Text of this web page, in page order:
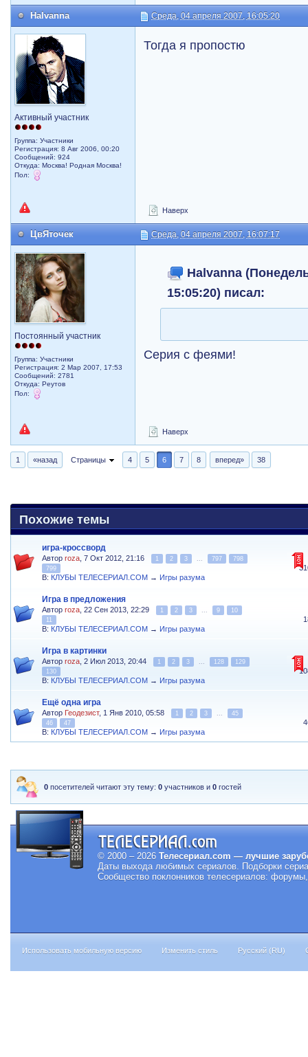
Halvanna Среда, 04 апреля 2007, 16:05:20
Активный участник
Группа: Участники
Регистрация: 8 Авг 2006, 00:20
Сообщений: 924
Откуда: Москва! Родная Москва!
Пол:
Тогда я пропостю
Наверх
ЦвЯточек Среда, 04 апреля 2007, 16:07:17
Постоянный участник
Группа: Участники
Регистрация: 2 Мар 2007, 17:53
Сообщений: 2781
Откуда: Реутов
Пол:
Halvanna
15:05:20) писал:
Серия с феями!
Наверх
1 «назад Страницы 4 5 6 7 8 вперед» 38
Похожие темы
игра-кроссворд
Авторroza , 7 Окт 2012, 21:16 1 2 3 ... 797
798
799
В: КЛУБЫ ТЕЛЕСЕРИАЛ.COM → Игры разума
Игра в предложения
Авторroza , 22 Сен 2013, 22:29 1 2 3 ... 9
10
11
В: КЛУБЫ ТЕЛЕСЕРИАЛ.COM → Игры разума
Игра в картинки
Авторroza , 2 Июл 2013, 20:44 1 2 3 ... 128
129
130
В: КЛУБЫ ТЕЛЕСЕРИАЛ.COM → Игры разума
Ещё одна игра
Автор Геодезист, 1 Янв 2010, 05:58 1 2 3 ...
45
46
47
В: КЛУБЫ ТЕЛЕСЕРИАЛ.COM → Игры разума
0 посетителей читают эту тему:0 участников и0 гостей
© 2000 – 2026 Телесериал.com — лучшие
Даты выхода любимых сериалов. Подборки
Сообщество поклонников телесериалов:
Использовать мобильную версию Изменить стиль Русский (RU)